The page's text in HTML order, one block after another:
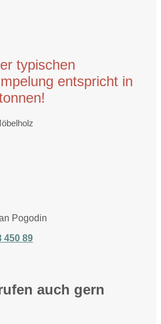
typischen
entspricht in
Pogodin
450 89
auch gern